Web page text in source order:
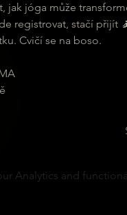
jak jóga může
registrovat, stačí přijít
Cvičí se na boso.
Analytics and